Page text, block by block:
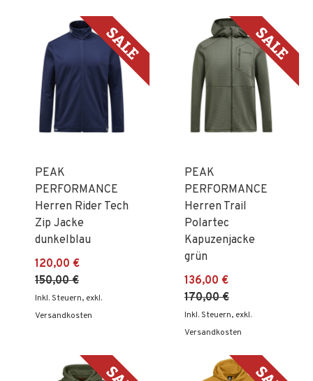
PEAK
PERFORMANCE
Herren Rider Tech
Zip Jacke
dunkelblau
120,00 €
150,00 €
Inkl. Steuern, exkl.
Versandkosten
PEAK
PERFORMANCE
Herren Trail
Polartec
Kapuzenjacke
grün
136,00 €
170,00 €
Inkl. Steuern, exkl.
Versandkosten